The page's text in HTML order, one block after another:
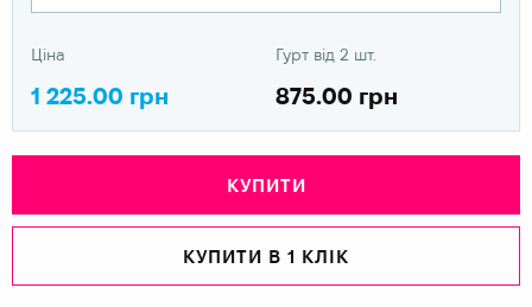
Ціна
1 225.00 грн
Гурт від 2 шт.
875.00 грн
КУПИТИ
КУПИТИ В 1 КЛІК